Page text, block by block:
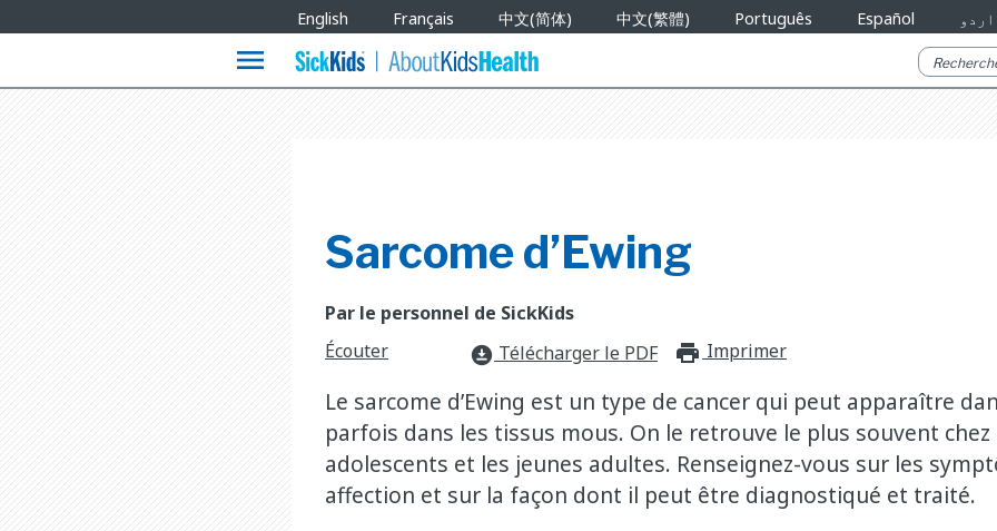
Languages
English Français 中文(简体) 中文(繁體) Português Español اردو
menu
Sarcome d’Ewing
Par le personnel de SickKids
Écouter
download_for_offline Télécharger le PDF Imprimer
Le sarcome d’Ewing est un type de cancer qui peut apparaître
parfois dans les tissus mous. On le retrouve le plus souvent
adolescents et les jeunes adultes. Renseignez-vous sur les
affection et sur la façon dont il peut être diagnostiqué et traité.